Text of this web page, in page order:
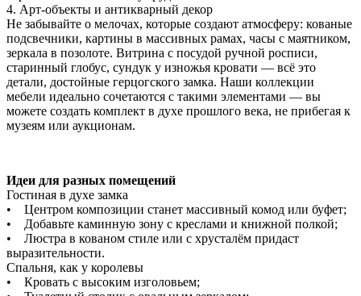
4. Арт-объекты и антикварный декор
Не забывайте о мелочах, которые создают атмосферу: кованые
подсвечники, картины в массивных рамах, часы с маятником,
зеркала в позолоте. Витрина с посудой ручной росписи,
старинный глобус, сундук у изножья кровати — всё это
детали, достойные герцогского замка. Наши коллекции
мебели идеально сочетаются с такими элементами — вы
можете создать комплект в духе прошлого века, не прибегая к
музеям или аукционам.
Идеи для разных помещений
Гостиная в духе замка
• Центром композиции станет массивный комод или буфет;
• Добавьте каминную зону с креслами и книжной полкой;
• Люстра в кованом стиле или с хрусталём придаст
выразительности.
Спальня, как у королевы
• Кровать с высоким изголовьем;